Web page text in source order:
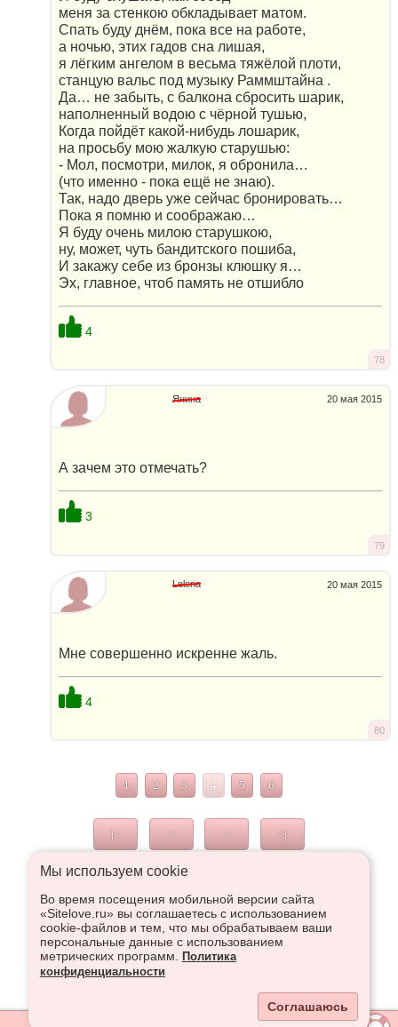
меня за стенкою обкладывает матом.
Спать буду днём, пока все на работе,
а ночью, этих гадов сна лишая,
я лёгким ангелом в весьма тяжёлой плоти,
станцую вальс под музыку Раммштайна .
Да… не забыть, с балкона сбросить шарик,
наполненный водою с чёрной тушью,
Когда пойдёт какой-нибудь лошарик,
на просьбу мою жалкую старушью:
- Мол, посмотри, милок, я обронила…
(что именно - пока ещё не знаю).
Так, надо дверь уже сейчас бронировать…
Пока я помню и соображаю…
Я буду очень милою старушкою,
ну, может, чуть бандитского пошиба,
И закажу себе из бронзы клюшку я…
Эх, главное, чтоб память не отшибло
4
78
20 мая 2015
Янина
А зачем это отмечать?
3
79
20 мая 2015
Lelena
Мне совершенно искренне жаль.
4
80
1 2 3 4 5 6
|< < > >|
Что высказаться в Рупор, необходимо войти или
зарегистрироваться:
Регистрация
Мы используем сookie
Во время посещения мобильной версии сайта
«Sitelove.ru» вы соглашаетесь с использованием
cookie-файлов и тем, что мы обрабатываем ваши
персональные данные с использованием
метрических программ.
Политика
конфиденциальности
Соглашаюсь